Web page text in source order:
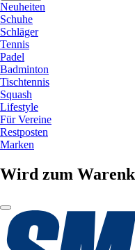
Neuheiten
Schuhe
Schläger
Tennis
Padel
Badminton
Tischtennis
Squash
Lifestyle
Für Vereine
Restposten
Marken
Wird zum